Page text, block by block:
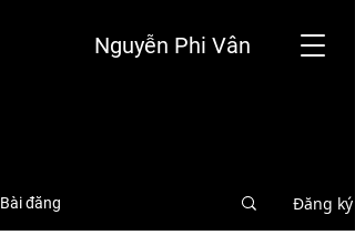
Nguyễn Phi Vân
Bài đăng Đăng ký